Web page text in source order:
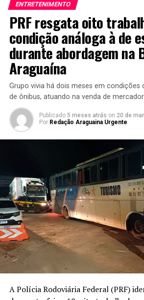
ENTRETENIMENTO
PRF resgata oito
condição análoga à de
durante abordagem na
Araguaína
Grupo vivia há dois meses em condições
de ônibus, atuando na venda de
Publicado 5 meses atrás on 20 de
Por Redação Araguaina Urgente
A Polícia Rodoviária Federal (PRF)